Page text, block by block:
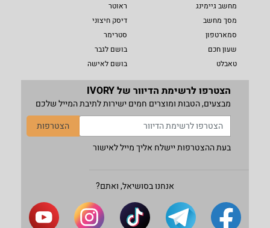
מחשב גיימינג
מסך מחשב
סמארטפון
שעון חכם
טאבלט
ראוטר
דיסק חיצוני
סטרימר
בושם לגבר
בושם לאישה
הצטרפו לרשימת הדיוור של IVORY
מבצעים, הטבות ומוצרים חמים ישירות לתיבת המייל שלכם
הצטרפות
בעת ההצטרפות יישלח אליך מייל לאישור
אנחנו בסושיאל, ואתם?